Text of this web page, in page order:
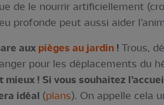
de le nourrir artificiellement
profonde peut aussi aider
aux pièges au jardin! Trous,
pour les déplacements du
mieux ! Si vous souhaitez
idéal (plans). On appelle cela